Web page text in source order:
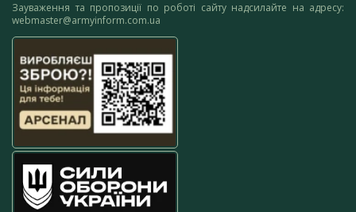
Зауваження та пропозиції по роботі сайту надсилайте на адресу:
webmaster@armyinform.com.ua